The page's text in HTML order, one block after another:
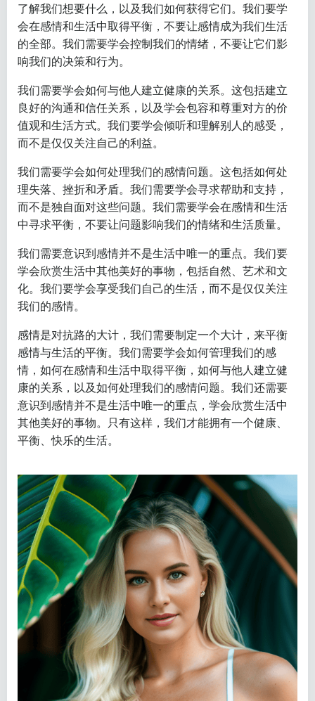
了解我们想要什么，以及我们如何获得它们。我们要学
会在感情和生活中取得平衡，不要让感情成为我们生活
的全部。我们需要学会控制我们的情绪，不要让它们影
响我们的决策和行为。
我们需要学会如何与他人建立健康的关系。这包括建立
良好的沟通和信任关系，以及学会包容和尊重对方的价
值观和生活方式。我们要学会倾听和理解别人的感受，
而不是仅仅关注自己的利益。
我们需要学会如何处理我们的感情问题。这包括如何处
理失落、挫折和矛盾。我们需要学会寻求帮助和支持，
而不是独自面对这些问题。我们需要学会在感情和生活
中寻求平衡，不要让问题影响我们的情绪和生活质量。
我们需要意识到感情并不是生活中唯一的重点。我们要
学会欣赏生活中其他美好的事物，包括自然、艺术和文
化。我们要学会享受我们自己的生活，而不是仅仅关注
我们的感情。
感情是对抗路的大计，我们需要制定一个大计，来平衡
感情与生活的平衡。我们需要学会如何管理我们的感
情，如何在感情和生活中取得平衡，如何与他人建立健
康的关系，以及如何处理我们的感情问题。我们还需要
意识到感情并不是生活中唯一的重点，学会欣赏生活中
其他美好的事物。只有这样，我们才能拥有一个健康、
平衡、快乐的生活。